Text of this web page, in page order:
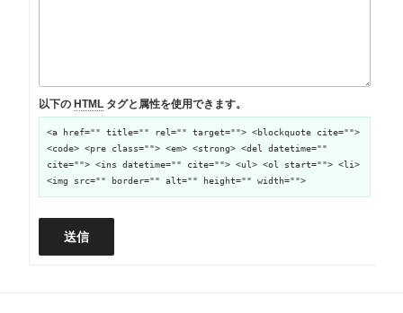
以下の HTML タグと属性を使用できます。
<a href="" title="" rel="" target=""> <blockquote cite="">
<code> <pre class=""> <em> <strong> <del datetime=""
cite=""> <ins datetime="" cite=""> <ul> <ol start=""> <li>
<img src="" border="" alt="" height="" width="">
送信